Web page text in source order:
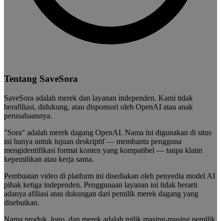
Tentang SaveSora
SaveSora adalah merek dan layanan independen. Kami tidak
berafiliasi, didukung, atau disponsori oleh OpenAI atau anak
perusahaannya.
"Sora" adalah merek dagang OpenAI. Nama ini digunakan di situs
ini hanya untuk tujuan deskriptif — membantu pengguna
mengidentifikasi format konten yang kompatibel — tanpa klaim
kepemilikan atau kerja sama.
Pembuatan video di platform ini disediakan oleh penyedia model AI
pihak ketiga independen. Penggunaan layanan ini tidak berarti
adanya afiliasi atau dukungan dari pemilik merek dagang yang
disebutkan.
Nama produk, logo, dan merek adalah milik masing-masing pemilik.